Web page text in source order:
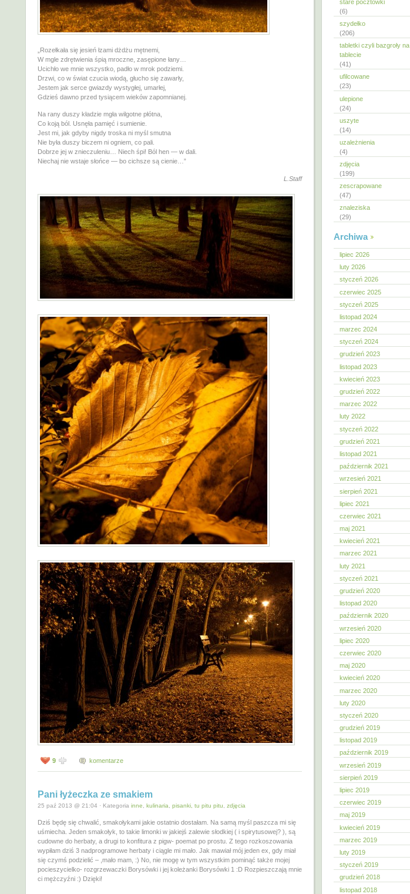
„Rozełkała się jesień łzami dżdżu mętnemi,
W mgle zdrętwienia śpią mroczne, zasępione łany…
Ucichło we mnie wszystko, padło w mrok podziemi.
Drzwi, co w świat czucia wiodą, głucho się zawarły,
Jestem jak serce gwiazdy wystygłej, umarłej,
Gdzieś dawno przed tysiącem wieków zapomnianej.
Na rany duszy kładzie mgła wilgotne płótna,
Co koją ból. Usnęła pamięć i sumienie.
Jest mi, jak gdyby nigdy troska ni myśl smutna
Nie była duszy biczem ni ogniem, co pali.
Dobrze jej w znieczuleniu… Niech śpi! Ból hen — w dali.
Niechaj nie wstaje słońce — bo cichsze są cienie…”
L.Staff
9 komentarze
Pani łyżeczka ze smakiem
25 paź 2013 @ 21:04 · Kategoria inne, kulinaria, pisanki, tu pitu pitu, zdjęcia
Dziś będę się chwalić, smakołykami jakie ostatnio dostałam. Na samą myśl paszcza mi się
uśmiecha. Jeden smakołyk, to takie limonki w jakiejś zalewie słodkiej ( i spirytusowej? ), są
cudowne do herbaty, a drugi to konfitura z pigw- poemat po prostu. Z tego rozkoszowania
wypiłam dziś 3 nadprogramowe herbaty i ciągle mi mało. Jak mawiał mój jeden ex, gdy miał
się czymś podzielić – ,mało mam, :) No, nie mogę w tym wszystkim pominąć także mojej
pocieszycielko- rozgrzewaczki Borysówki i jej koleżanki Borysówki 1 :D Rozpieszczają mnie
ci mężczyźni :) Dzięki!
stare pocztówki
(6)
szydełko
(206)
tabletki czyli bazgroły na
tablecie
(41)
ufilcowane
(23)
ulepione
(24)
uszyte
(14)
uzależnienia
(4)
zdjęcia
(199)
zescrapowane
(47)
znaleziska
(29)
Archiwa
lipiec 2026
luty 2026
styczeń 2026
czerwiec 2025
styczeń 2025
listopad 2024
marzec 2024
styczeń 2024
grudzień 2023
listopad 2023
kwiecień 2023
grudzień 2022
marzec 2022
luty 2022
styczeń 2022
grudzień 2021
listopad 2021
październik 2021
wrzesień 2021
sierpień 2021
lipiec 2021
czerwiec 2021
maj 2021
kwiecień 2021
marzec 2021
luty 2021
styczeń 2021
grudzień 2020
listopad 2020
październik 2020
wrzesień 2020
lipiec 2020
czerwiec 2020
maj 2020
kwiecień 2020
marzec 2020
luty 2020
styczeń 2020
grudzień 2019
listopad 2019
październik 2019
wrzesień 2019
sierpień 2019
lipiec 2019
czerwiec 2019
maj 2019
kwiecień 2019
marzec 2019
luty 2019
styczeń 2019
grudzień 2018
listopad 2018